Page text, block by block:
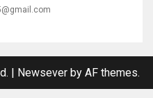
Newseverby AF themes.